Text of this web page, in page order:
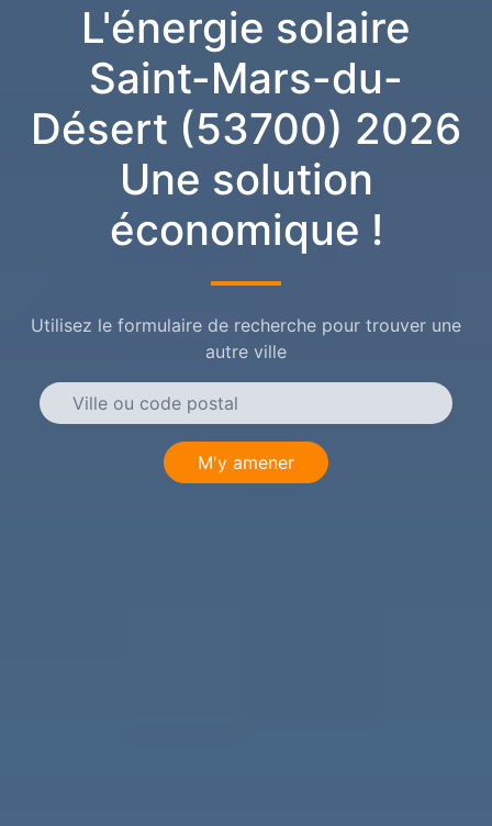
L'énergie solaire
Saint-Mars-du-
Désert (53700) 2026
Une solution
économique !
Utilisez le formulaire de recherche pour trouver une
autre ville
M'y amener